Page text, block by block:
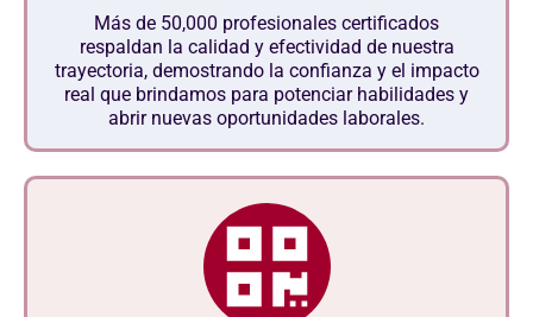
Más de 50,000 profesionales certificados
respaldan la calidad y efectividad de nuestra
trayectoria, demostrando la confianza y el impacto
real que brindamos para potenciar habilidades y
abrir nuevas oportunidades laborales.